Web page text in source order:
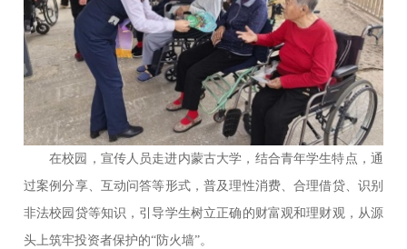
在校园，宣传人员走进内蒙古大学，结合青年学生特点，通
过案例分享、互动问答等形式，普及理性消费、合理借贷、识别
非法校园贷等知识，引导学生树立正确的财富观和理财观，从源
头上筑牢投资者保护的“防火墙”。